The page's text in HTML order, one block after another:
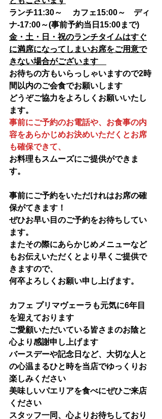
ランチ11:30～ 　カフェ15:00～　ディ
ナ-17:00～(事前予約当日15:00まで)
金・土・日・祝のランチタイムはすぐ
に満席になってしまいお席をご用意で
きない場合がございます
お待ちの方もいらっしゃいますので2時
間以内のご会食でお願いします
どうぞご協力をよろしくお願いいたし
ます。
事前にご予約のお電話や、お食事の内
容をあらかじめお決めいただくとお席
も確保できて、
お料理もスムーズにご提供ができま
す。
事前にご予約をいただけれはお席の確
保がてきます！
ぜひお早い目のご予約をお待ちしてい
ます。
またその際にあらかじめメニューなど
もお伝えいただくとより早くご提供で
きますので、
何卒よろしくお願い申し上げます。
カフェ プリマヴェーラも元気に6年目
を迎えております
ご愛顧いただいている皆さまのお陰と
心より感謝申し上げます
バースデーや記念日など、大切な人と
の心温まるひと時を当店でゆっくりお
楽しみください
美味しいパエリアを食べにぜひご来店
ください
スタッフ一同、心よりお待ちしており